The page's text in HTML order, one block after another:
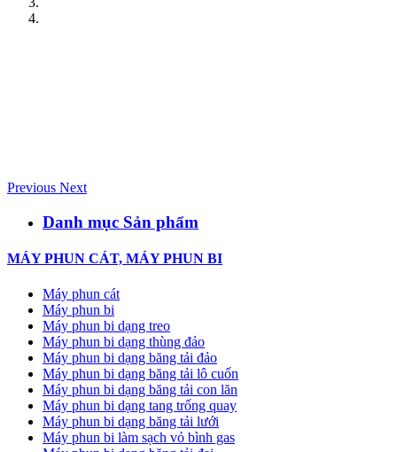
Previous Next
Danh mục Sản phẩm
MÁY PHUN CÁT, MÁY PHUN BI
Máy phun cát
Máy phun bi
Máy phun bi dạng treo
Máy phun bi dạng thùng đảo
Máy phun bi dạng băng tải đảo
Máy phun bi dạng băng tải lô cuốn
Máy phun bi dạng băng tải con lăn
Máy phun bi dạng tang trống quay
Máy phun bi dạng băng tải lưới
Máy phun bi làm sạch vỏ bình gas